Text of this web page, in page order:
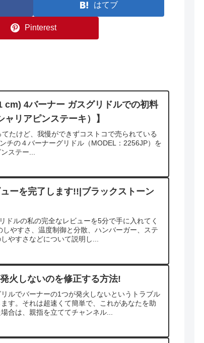
はてブ
Pinterest
4バーナー ガスグリドルでの初料
リアピンステーキ）】
たけど、我慢ができずコストコで売られている
チの４バーナーグリドル（MODEL：2256JP）を
ステー...
ーを完了します!!|ブラックストーン
ドルの私の完全なレビューを5分で手に入れてく
やすさ、温度制御と分散、ハンバーガー、ステ
やすさなどについて説明し...
火しないのを修正する方法!
ルでバーナーの1つが発火しないというトラブル
す。それは超速くて簡単で、これがあなたを助
合は、親指を立ててチャンネル...